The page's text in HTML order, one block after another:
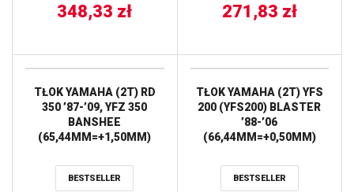
348,33 zł 271,83 zł
TŁOK YAMAHA (2T) RD
350 ’87-’09, YFZ 350
BANSHEE
(65,44MM=+1,50MM)
BESTSELLER
TŁOK YAMAHA (2T) YFS
200 (YFS200) BLASTER
’88-’06
(66,44MM=+0,50MM)
BESTSELLER